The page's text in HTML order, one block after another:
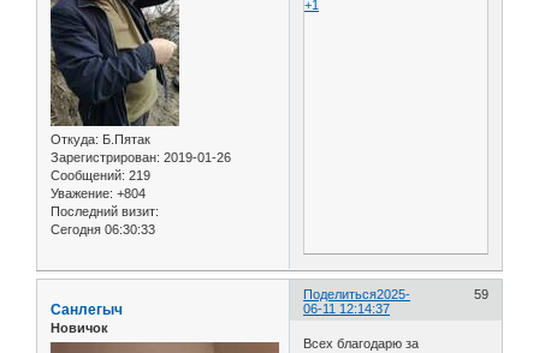
Откуда: Б.Пятак
Зарегистрирован: 2019-01-26
Сообщений: 219
Уважение: +804
Последний визит:
Сегодня 06:30:33
+1
Поделиться 59
2025-
06-11 12:14:37
Санлегыч
Новичок
Всех благодарю за